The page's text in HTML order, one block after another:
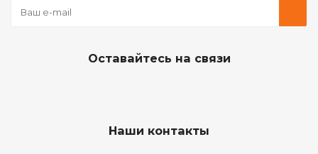
Оставайтесь на связи
Наши контакты